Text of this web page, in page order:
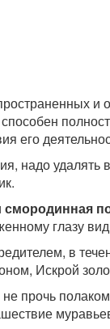
и
его
надо
смородинная
глазу
в
Искрой
прочь